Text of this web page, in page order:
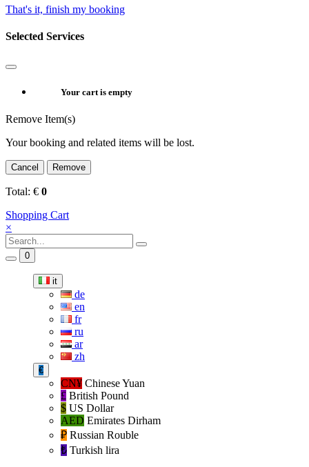
That's it, finish my booking
Selected Services
Your cart is empty
Remove Item(s)
Your booking and related items will be lost.
Cancel Remove
Total: € 0
Shopping Cart
×
0
it
de
en
fr
ru
ar
zh
€
CN¥ Chinese Yuan
£ British Pound
$ US Dollar
AED Emirates Dirham
₽‎ Russian Rouble
₺‎ Turkish lira